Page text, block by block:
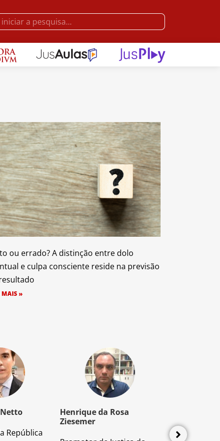
ou errado? A distinção entre dolo
e culpa consciente reside na previsão
MAIS »
República
Henrique da Rosa
Ziesemer
Advogado e